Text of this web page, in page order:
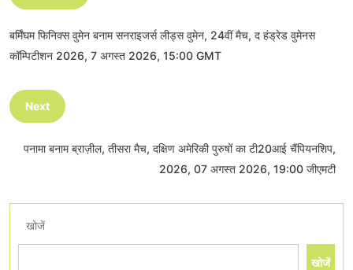
बर्मिंघम फिनिक्स वुमेन बनाम सनराइजर्स लीड्स वुमेन, 24वीं मैच, द हंड्रेड वुमेनस
कॉम्पिटीशन 2026, 7 अगस्त 2026, 15:00 GMT
Next
पनामा बनाम ब्राज़ील, तीसरा मैच, दक्षिण अमेरिकी पुरुषों का टी20आई चैंपियनशिप,
2026, 07 अगस्त 2026, 19:00 जीएमटी
खोजें
खोजें